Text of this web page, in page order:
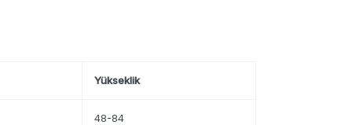
Yükseklik
48-84